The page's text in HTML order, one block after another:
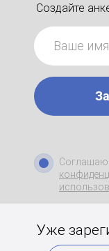
Создайте
Уже